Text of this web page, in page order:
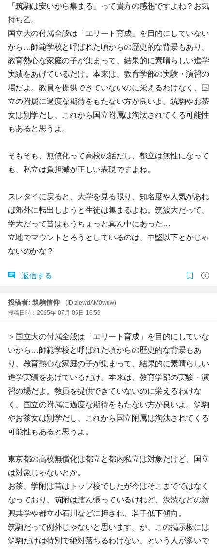
「筑駒は安いから集まる」って貴方の感想ですよね？お気
持ち乙。
国立大の付属全般は「エリート育成」を目的にしていない
から…師範学校と呼ばれた頃からの歴史的な背景もあり、
教育熱心な家庭の子が集まって、結果的に素晴らしい進学
実績をあげているだけ。本来は、教育学部の実験・演習の
場だよ。教員を提供できていないのに栄えるわけなく、国
立の附属に過度な期待をもたない方が良いよ。筑駒やお茶
女は別学だし、これから国立附属は淘汰されてくる可能性
もあると思うよ。
そもそも、無償化って高校の話だし、都立は無性になって
も、私立は負担減が正しい表現ですよね。
スレタイに戻ると、大学を見る限り、知名度や人気があれ
ば郊外に転出しようと生徒は集まるよね。筑波大だって、
学大だって昔はもうちょっと真ん中にあった…
立地でマウントとろうとしているのは、中堅以下とかじゃ
ないのかな？
返信する
投稿者: 筑駒信仰
(ID:zlewdAM0wqw)
投稿日時：2025年 07月 05日 16:59
＞国立大の付属全般は「エリート育成」を目的にしていな
いから…師範学校と呼ばれた頃からの歴史的な背景もあ
り、教育熱心な家庭の子が集まって、結果的に素晴らしい
進学実績をあげているだけ。本来は、教育学部の実験・演
習の場だよ。教員を提供できていないのに栄えるわけな
く、国立の附属に過度な期待をもたない方が良いよ。筑駒
やお茶女は別学だし、これから国立附属は淘汰されてくる
可能性もあると思うよ。
東京都の高校無償化は都立と都内私立は対象だけど、国立
は対象じゃないとか。
お茶、学附は昔はトップ校でしたが今はそこまでではなく
なっており、筑附は踏ん張っているけれど、渋渋などの新
興共学や都立小石川などに押され、若干低下傾向。
筑駒だって例外じゃないと思います。が、この掲示板には
筑駒だけは特別で絶対落ちるわけない、という人が多いで